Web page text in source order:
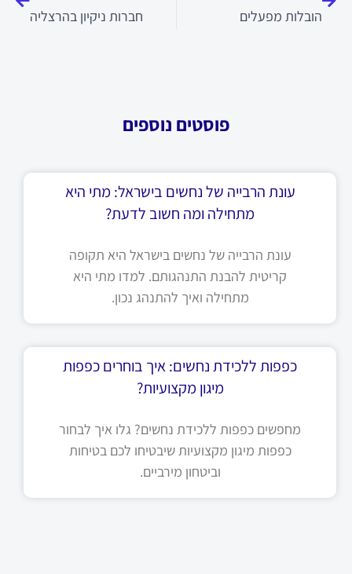
הובלות מפעלים חברות ניקיון בהרצליה
פוסטים נוספים
עונת הרבייה של נחשים בישראל: מתי היא
מתחילה ומה חשוב לדעת?
עונת הרבייה של נחשים בישראל היא תקופה
קריטית להבנת התנהגותם. למדו מתי היא
מתחילה ואיך להתנהג נכון.
כפפות ללכידת נחשים: איך בוחרים כפפות
מיגון מקצועיות?
מחפשים כפפות ללכידת נחשים? גלו איך לבחור
כפפות מיגון מקצועיות שיבטיחו לכם בטיחות
וביטחון מירביים.